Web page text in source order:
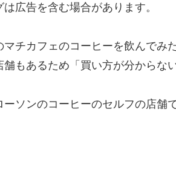
広告を含む場合があります。
マチカフェのコーヒーを飲んでみ
舗もあるため「買い方が分からな
ーソンのコーヒーのセルフの店舗